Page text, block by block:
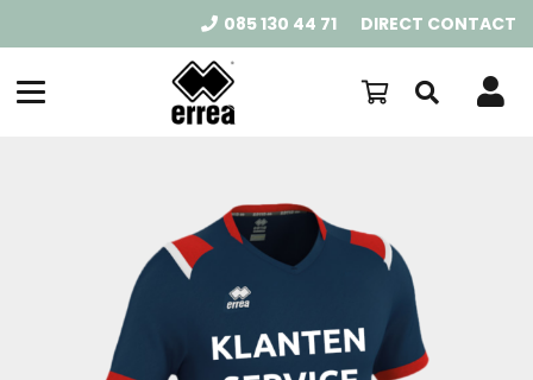
085 130 44 71 DIRECT CONTACT